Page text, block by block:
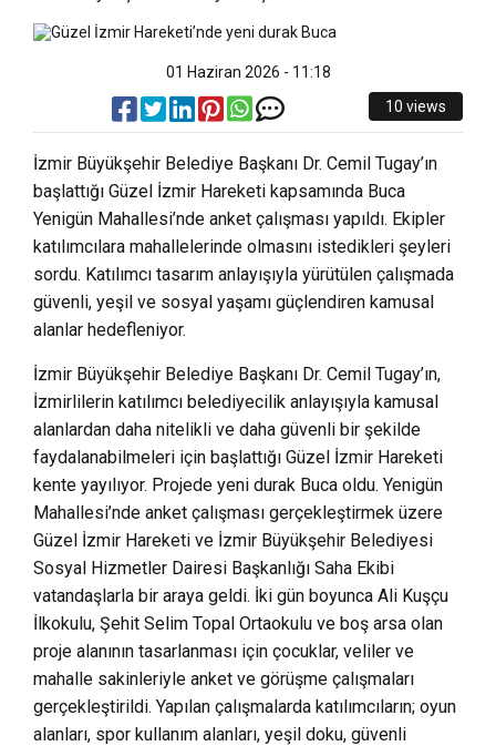
01 Haziran 2026 - 11:18
10 views
İzmir Büyükşehir Belediye Başkanı Dr. Cemil Tugay’ın
başlattığı Güzel İzmir Hareketi kapsamında Buca
Yenigün Mahallesi’nde anket çalışması yapıldı. Ekipler
katılımcılara mahallelerinde olmasını istedikleri şeyleri
sordu. Katılımcı tasarım anlayışıyla yürütülen çalışmada
güvenli, yeşil ve sosyal yaşamı güçlendiren kamusal
alanlar hedefleniyor.
İzmir Büyükşehir Belediye Başkanı Dr. Cemil Tugay’ın,
İzmirlilerin katılımcı belediyecilik anlayışıyla kamusal
alanlardan daha nitelikli ve daha güvenli bir şekilde
faydalanabilmeleri için başlattığı Güzel İzmir Hareketi
kente yayılıyor. Projede yeni durak Buca oldu. Yenigün
Mahallesi’nde anket çalışması gerçekleştirmek üzere
Güzel İzmir Hareketi ve İzmir Büyükşehir Belediyesi
Sosyal Hizmetler Dairesi Başkanlığı Saha Ekibi
vatandaşlarla bir araya geldi. İki gün boyunca Ali Kuşçu
İlkokulu, Şehit Selim Topal Ortaokulu ve boş arsa olan
proje alanının tasarlanması için çocuklar, veliler ve
mahalle sakinleriyle anket ve görüşme çalışmaları
gerçekleştirildi. Yapılan çalışmalarda katılımcıların; oyun
alanları, spor kullanım alanları, yeşil doku, güvenli